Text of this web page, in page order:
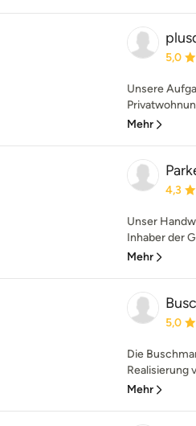
5,0
Unsere
Mehr
4,3
Unser
Inhaber der
Mehr
5,0
Die
Realisierung
Mehr